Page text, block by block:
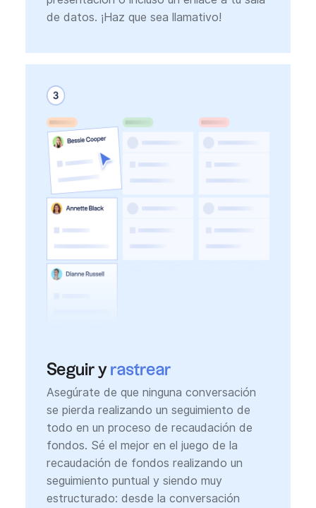
de datos. ¡Haz que sea llamativo!
Seguir y rastrear
Asegúrate de que ninguna conversación
se pierda realizando un seguimiento de
todo en un proceso de recaudación de
fondos. Sé el mejor en el juego de la
recaudación de fondos realizando un
seguimiento puntual y siendo muy
estructurado: desde la conversación